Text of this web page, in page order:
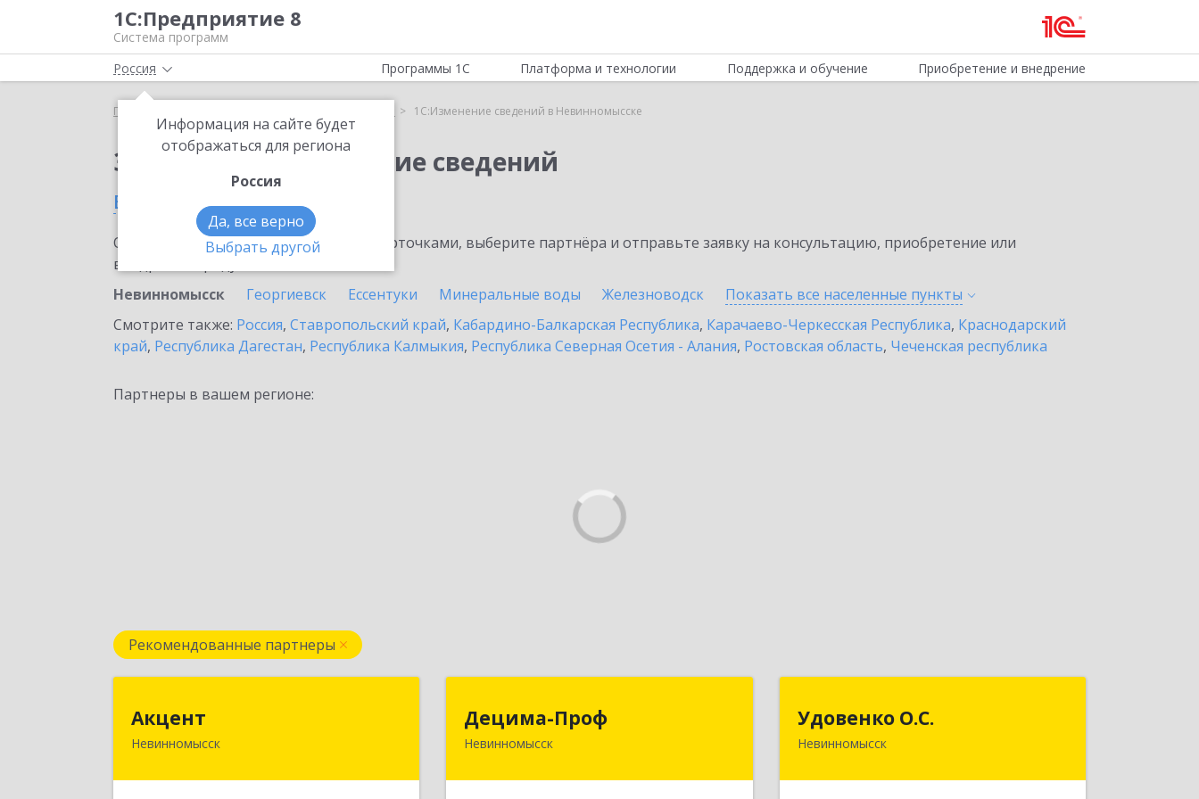
1С:Предприятие 8
Система программ
Россия
Информация на сайте будет
отображаться для региона
Россия
Да, все верно
Выбрать другой
Программы 1С Платформа и технологии Поддержка и обучение Приобретение и внедрение
Главная 1С:Изменение сведений в Невинномысске
Заказать 1С:Изменение сведений
в Невинномысске
Ознакомьтесь с информационными карточками, выберите партнёра и отправьте заявку на консультацию, приобретение или
внедрение продукта.
Невинномысск
Георгиевск Ессентуки Минеральные воды Железноводск Показать все населенные пункты
Смотрите также: Россия, Ставропольский край, Кабардино-Балкарская Республика, Карачаево-Черкесская Республика, Краснодарский
край, Республика Дагестан, Республика Калмыкия, Республика Северная Осетия - Алания, Ростовская область, Чеченская республика
Партнеры в вашем регионе:
Рекомендованные партнеры
Акцент
Невинномысск357112, Ставропольский край,
Децима-Проф
Невинномысск
Децима-Проф
357100, Ставропольский край,
Удовенко О.С.
Невинномысск